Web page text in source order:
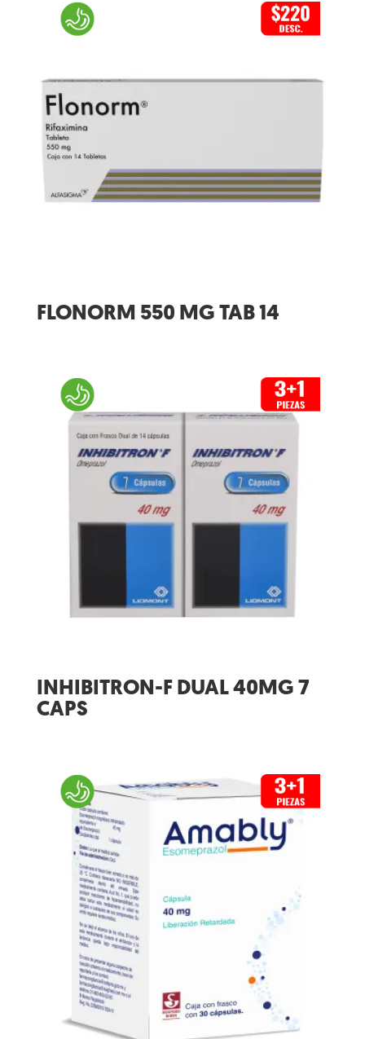
FLONORM 550 MG TAB 14
INHIBITRON-F DUAL 40MG 7
CAPS